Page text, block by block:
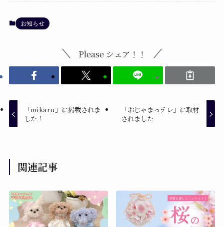
お知らせ
Please シェア！！
「mikaru」に掲載されま
した！
「おじゃまっテレ」に取材
されました
関連記事